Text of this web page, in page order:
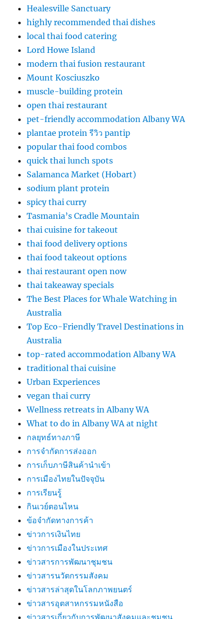
Healesville Sanctuary
highly recommended thai dishes
local thai food catering
Lord Howe Island
modern thai fusion restaurant
Mount Kosciuszko
muscle-building protein
open thai restaurant
pet-friendly accommodation Albany WA
plantae protein รีวิว pantip
popular thai food combos
quick thai lunch spots
Salamanca Market (Hobart)
sodium plant protein
spicy thai curry
Tasmania’s Cradle Mountain
thai cuisine for takeout
thai food delivery options
thai food takeout options
thai restaurant open now
thai takeaway specials
The Best Places for Whale Watching in
Australia
Top Eco-Friendly Travel Destinations in
Australia
top-rated accommodation Albany WA
traditional thai cuisine
Urban Experiences
vegan thai curry
Wellness retreats in Albany WA
What to do in Albany WA at night
กลยุทธ์ทางภาษี
การจำกัดการส่งออก
การเก็บภาษีสินค้านำเข้า
การเมืองไทยในปัจจุบัน
การเรียนรู้
กินเวย์ตอนไหน
ข้อจำกัดทางการค้า
ข่าวการเงินไทย
ข่าวการเมืองในประเทศ
ข่าวสารการพัฒนาชุมชน
ข่าวสารนวัตกรรมสังคม
ข่าวสารล่าสุดในโลกภาพยนตร์
ข่าวสารอุตสาหกรรมหนังสือ
ข่าวสารเกี่ยวกับการพัฒนาสังคมและชุมชน